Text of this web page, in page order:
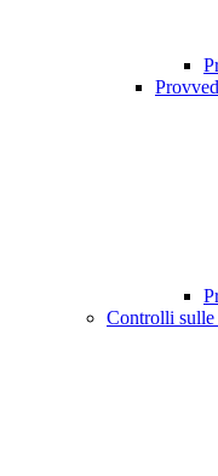
Controlli sulle